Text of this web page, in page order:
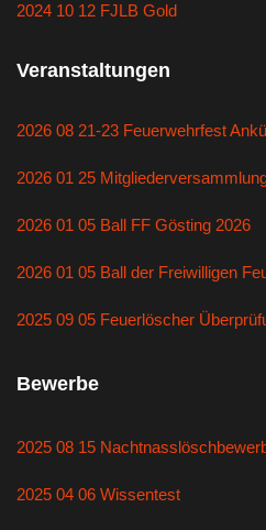
2024 10 12 FJLB Gold
Veranstaltungen
2026 08 21-23 Feuerwehrfest
2026 01 25
2026 01 05 Ball FF Gösting 2026
2026 01 05 Ball der Freiwilligen
2025 09 05 Feuerlöscher
Bewerbe
2025 08 15
2025 04 06 Wissentest